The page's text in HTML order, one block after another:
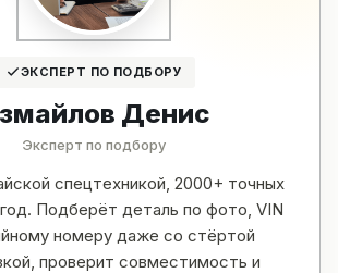
ЭКСПЕРТ ПО ПОДБОРУ
Денис
Эксперт по подбору
спецтехникой, 2000+ точных
Подберёт деталь по фото, VIN
номеру даже со стёртой
проверит совместимость и